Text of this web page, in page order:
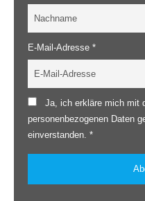
E-Mail-Adresse *
Ja, ich erkläre mich mit
personenbezogenen Daten
einverstanden. *